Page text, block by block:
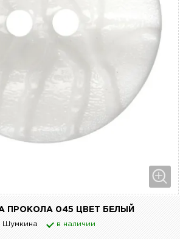
ПРОКОЛА 045 ЦВЕТ БЕЛЫЙ
Шумкина в наличии